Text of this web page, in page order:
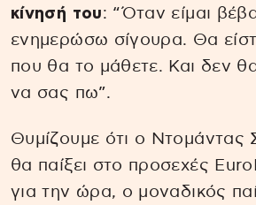
κίνησή του: “Όταν είμαι
ενημερώσω σίγουρα. Θα
που θα το μάθετε. Και δεν
να σας πω”.
Θυμίζουμε ότι ο Ντομάντας
θα παίξει στο προσεχές
για την ώρα, ο μοναδικός